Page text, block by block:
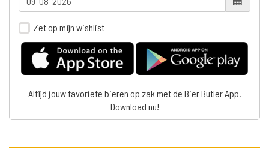
Zet op mijn wishlist
Altijd jouw favoriete bieren op zak met de Bier Butler App.
Download nu!